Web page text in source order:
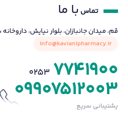
تماس با ما
قم، میدان جانبازان، بلوار نیایش،
info@kavianipharmacy.ir
0253 7741900
09907512003
پشتیبانی سریع